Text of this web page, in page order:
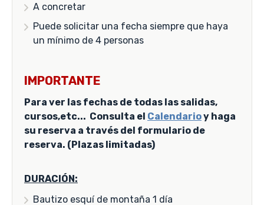
A concretar
Puede solicitar una fecha siempre que haya
un mínimo de 4 personas
IMPORTANTE
Para ver las fechas de todas las salidas,
cursos,etc... Consulta el Calendarioy haga
su reserva a través del formulario de
reserva. (Plazas limitadas)
DURACIÓN:
Bautizo esquí de montaña 1 día